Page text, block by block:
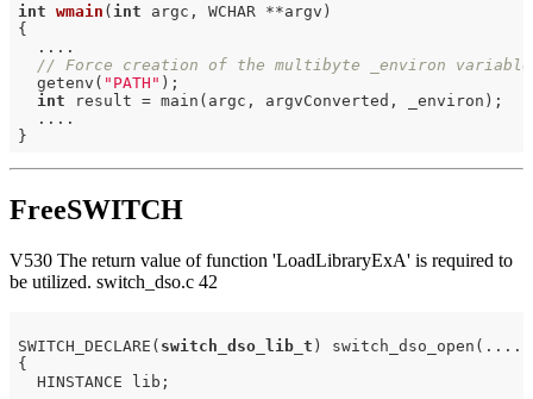
int wmain ( int argc, WCHAR **argv)
{
  ....
// Force creation of the multibyte _environ
  getenv(
"PATH" );
int result = main(argc, argvConverted, _environ);
  ....
FreeSWITCH
V530 The return value of function 'LoadLibraryExA' is required to
be utilized. switch_dso.c 42
SWITCH_DECLARE( switch_dso_lib_t ) switch_dso_open(....)
{
  HINSTANCE lib;